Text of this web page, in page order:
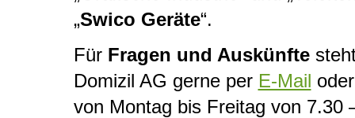
„Swico Geräte“.
Für Fragen und Auskünfte
Domizil AG gerne per E-Mail
von Montag bis Freitag von 7.30